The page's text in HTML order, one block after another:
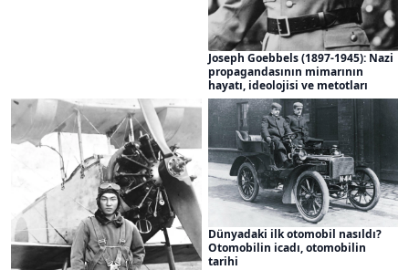
Joseph Goebbels (1897-1945): Nazi
propagandasının mimarının
hayatı, ideolojisi ve metotları
Dünyadaki ilk otomobil nasıldı?
Otomobilin icadı, otomobilin
tarihi